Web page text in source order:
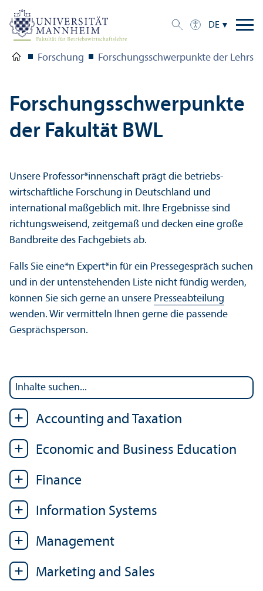
DE
Forschung Forschungs­schwerpunkte der
Forschungs­schwerpunkte
der Fakultät BWL
Unsere Professor*innenschaft prägt die betriebs­
wirtschaft­liche Forschung in Deutschland und
international maßgeblich mit. Ihre Ergebnisse sind
richtungs­weisend, zeitgemäß und decken eine große
Bandbreite des Fach­gebiets ab.
Falls Sie eine*n Expert*in für ein Pressegespräch suchen
und in der untenstehenden Liste nicht fündig werden,
können Sie sich gerne an unsere Presseabteilung
wenden. Wir vermitteln Ihnen gerne die passende
Gesprächsperson.
Accounting and Taxation
Economic and Business Education
Finance
Information Systems
Management
Marketing and Sales